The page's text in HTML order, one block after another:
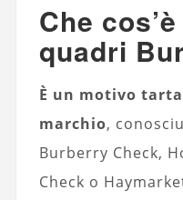
Che
quadri
È un motivo
marchio,
Burberry Check,
Check o